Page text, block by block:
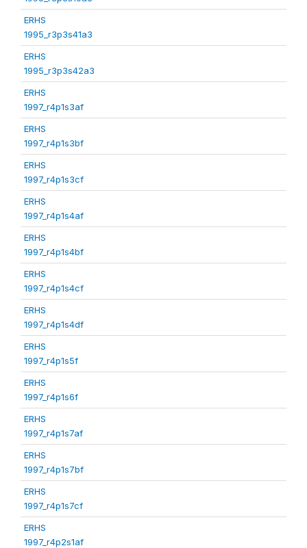
ERHS
1995_r3p3s41a3
ERHS
1995_r3p3s42a3
ERHS
1997_r4p1s3af
ERHS
1997_r4p1s3bf
ERHS
1997_r4p1s3cf
ERHS
1997_r4p1s4af
ERHS
1997_r4p1s4bf
ERHS
1997_r4p1s4cf
ERHS
1997_r4p1s4df
ERHS
1997_r4p1s5f
ERHS
1997_r4p1s6f
ERHS
1997_r4p1s7af
ERHS
1997_r4p1s7bf
ERHS
1997_r4p1s7cf
ERHS
1997_r4p2s1af